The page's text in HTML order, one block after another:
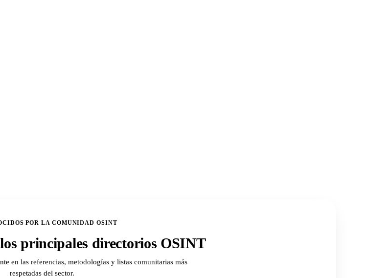
POR LA COMUNIDAD OSINT
principales directorios OSINT
en las referencias, metodologías y listas comunitarias más
respetadas del sector.